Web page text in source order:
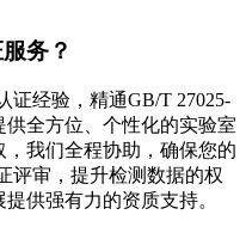
务？
证经验，精通GB/T 27025-
供全方位、个性化的实验室
我们全程协助，确保您的
评审，提升检测数据的权
供强有力的资质支持。